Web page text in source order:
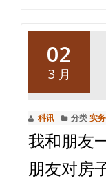
02
3 月
科讯 分类实
我和朋友
朋友对房